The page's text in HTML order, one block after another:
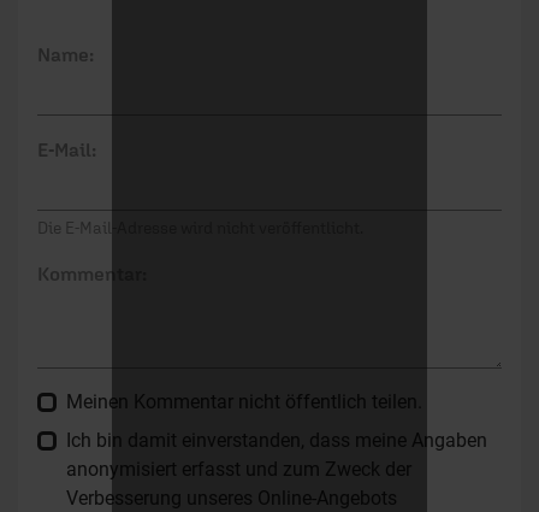
Name:
E-Mail:
Die E-Mail-Adresse wird nicht veröffentlicht.
Kommentar:
Meinen Kommentar nicht öffentlich teilen.
Ich bin damit einverstanden, dass meine Angaben
anonymisiert erfasst und zum Zweck der
Verbesserung unseres Online-Angebots